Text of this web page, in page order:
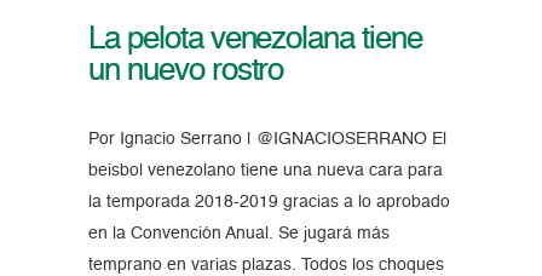
La pelota venezolana tiene
un nuevo rostro
Por Ignacio Serrano | @IGNACIOSERRANO El
beisbol venezolano tiene una nueva cara para
la temporada 2018-2019 gracias a lo aprobado
en la Convención Anual. Se jugará más
temprano en varias plazas. Todos los choques